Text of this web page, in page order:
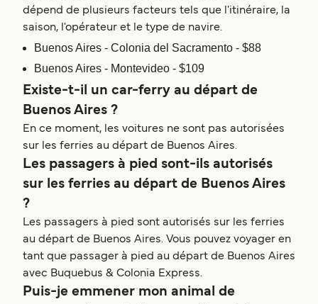
dépend de plusieurs facteurs tels que l'itinéraire, la
saison, l'opérateur et le type de navire.
Buenos Aires - Colonia del Sacramento - $88
Buenos Aires - Montevideo - $109
Existe-t-il un car-ferry au départ de
Buenos Aires ?
En ce moment, les voitures ne sont pas autorisées
sur les ferries au départ de Buenos Aires.
Les passagers à pied sont-ils autorisés
sur les ferries au départ de Buenos Aires
?
Les passagers à pied sont autorisés sur les ferries
au départ de Buenos Aires. Vous pouvez voyager en
tant que passager à pied au départ de Buenos Aires
avec Buquebus & Colonia Express.
Puis-je emmener mon animal de